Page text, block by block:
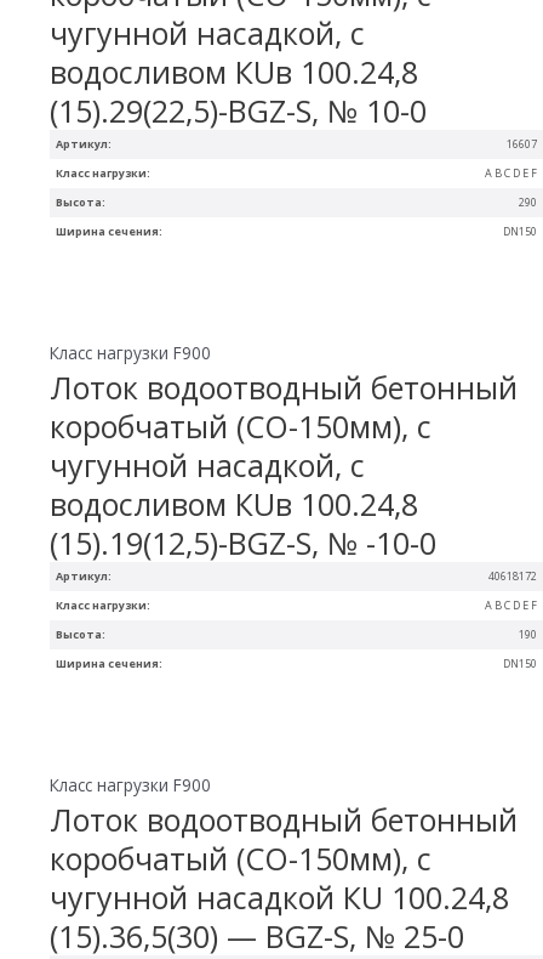
Артикул: 16607
Ширина сечения: DN150
Высота: 290
Класс нагрузки: A B C D E F
чугунной насадкой, с
водосливом КUв 100.24,8
(15).29(22,5)-BGZ-S, № 10-0
Артикул: 40618172
Ширина сечения: DN150
Высота: 190
Класс нагрузки: A B C D E F
Класс нагрузки F900
Лоток водоотводный бетонный
коробчатый (СО-150мм), с
чугунной насадкой, с
водосливом КUв 100.24,8
(15).19(12,5)-BGZ-S, № -10-0
Класс нагрузки F900
Лоток водоотводный бетонный
коробчатый (СО-150мм), с
чугунной насадкой КU 100.24,8
(15).36,5(30) — BGZ-S, № 25-0